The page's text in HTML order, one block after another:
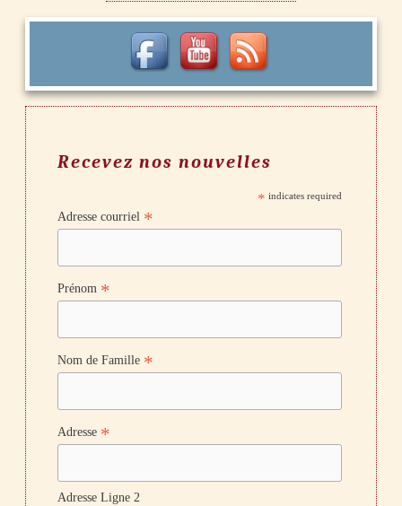
Recevez nos nouvelles
* indicates required
Adresse courriel *
Prénom *
Nom de Famille *
Adresse *
Adresse Ligne 2